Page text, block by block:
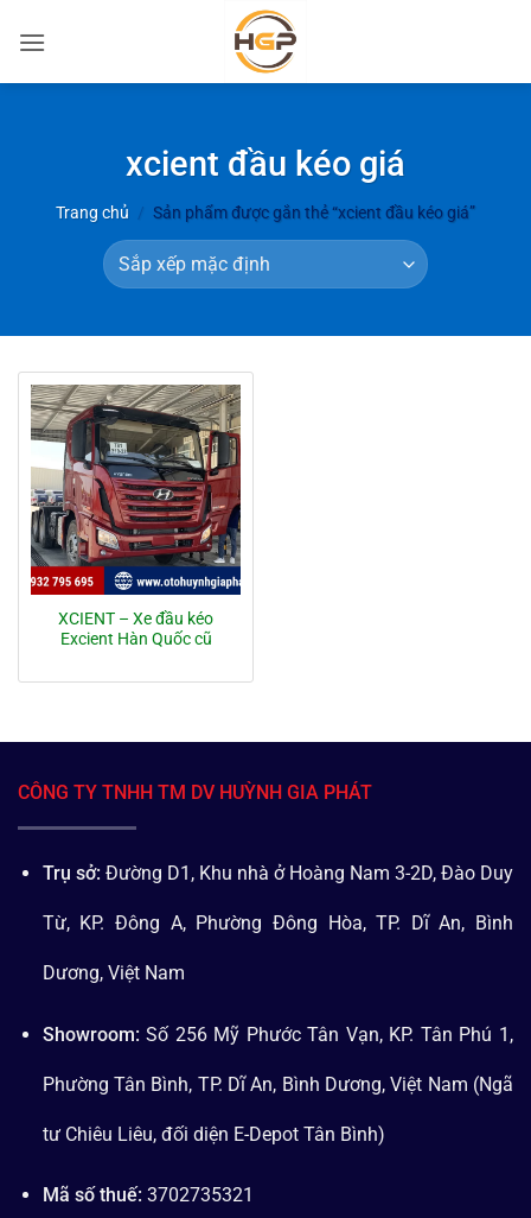
qua
xcient đầu kéo giá
Trang chủ / Sản phẩm được gắn thẻ “xcient đầu kéo giá”
XCIENT – Xe đầu kéo
Excient Hàn Quốc cũ
CÔNG TY TNHH TM DV HUỲNH GIA PHÁT
Trụ sở: Đường D1, Khu nhà ở Hoàng Nam 3-2D, Đào Duy
Từ, KP. Đông A, Phường Đông Hòa, TP. Dĩ An, Bình
Dương, Việt Nam
Showroom: Số 256 Mỹ Phước Tân Vạn, KP. Tân Phú 1,
Phường Tân Bình, TP. Dĩ An, Bình Dương, Việt Nam (Ngã
tư Chiêu Liêu, đối diện E-Depot Tân Bình)
Mã số thuế: 3702735321